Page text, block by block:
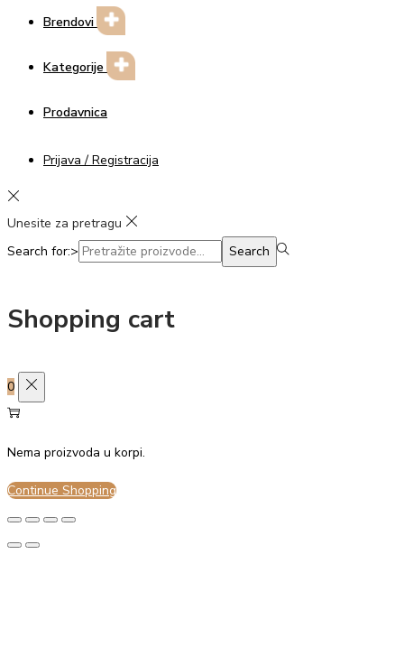
Brendovi
Kategorije
Prodavnica
Prijava / Registracija
Unesite za pretragu
Search for:>
Search
Shopping cart
0
Nema proizvoda u korpi.
Continue Shopping